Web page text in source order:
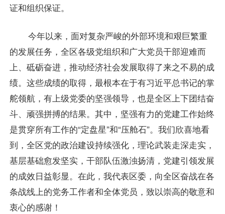
证和组织保证。
今年以来，面对复杂严峻的外部环境和艰巨繁重
的发展任务，全区各级党组织和广大党员干部迎难而
上、砥砺奋进，推动经济社会发展取得了来之不易的成
绩。这些成绩的取得，最根本在于有习近平总书记的掌
舵领航，有上级党委的坚强领导，也是全区上下团结奋
斗、顽强拼搏的结果。其中，坚强有力的党建工作始终
是贯穿所有工作的“定盘星”和“压舱石”。我们欣喜地看
到，全区党的政治建设持续强化，理论武装走深走实，
基层基础愈发坚实，干部队伍激浊扬清，党建引领发展
的成效日益彰显。在此，我代表区委，向全区奋战在各
条战线上的党务工作者和全体党员，致以崇高的敬意和
衷心的感谢！